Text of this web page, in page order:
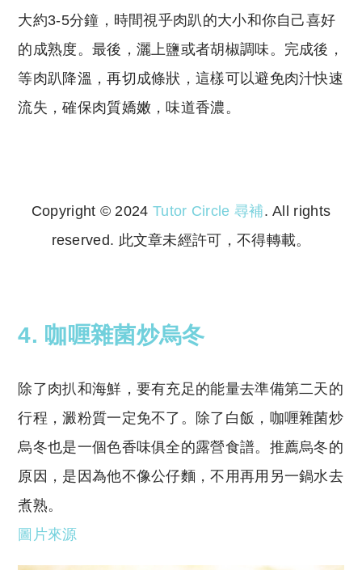
大約3-5分鐘，時間視乎肉趴的大小和你自己喜好
的成熟度。最後，灑上鹽或者胡椒調味。完成後，
等肉趴降溫，再切成條狀，這樣可以避免肉汁快速
流失，確保肉質嬌嫩，味道香濃。
Copyright © 2024 Tutor Circle 尋補. All rights
reserved. 此文章未經許可，不得轉載。
4. 咖喱雜菌炒烏冬
除了肉扒和海鮮，要有充足的能量去準備第二天的
行程，澱粉質一定免不了。除了白飯，咖喱雜菌炒
烏冬也是一個色香味俱全的露營食譜。推薦烏冬的
原因，是因為他不像公仔麵，不用再用另一鍋水去
煮熟。
圖片來源